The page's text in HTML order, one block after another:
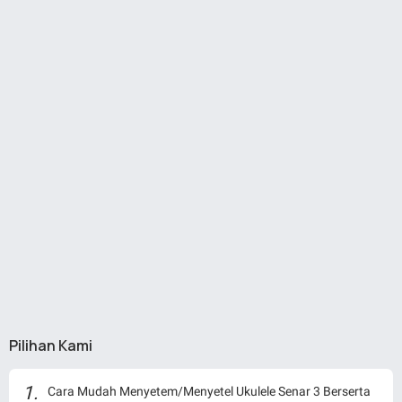
Pilihan Kami
Cara Mudah Menyetem/Menyetel Ukulele Senar 3 Berserta